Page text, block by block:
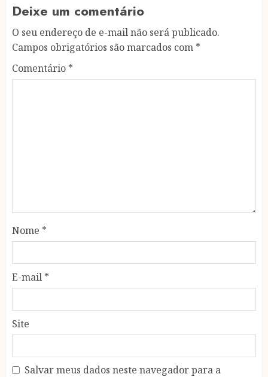
Deixe um comentário
O seu endereço de e-mail não será publicado.
Campos obrigatórios são marcados com *
Comentário *
Nome *
E-mail *
Site
Salvar meus dados neste navegador para a